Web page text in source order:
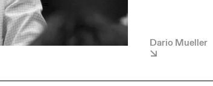
Dario Mueller